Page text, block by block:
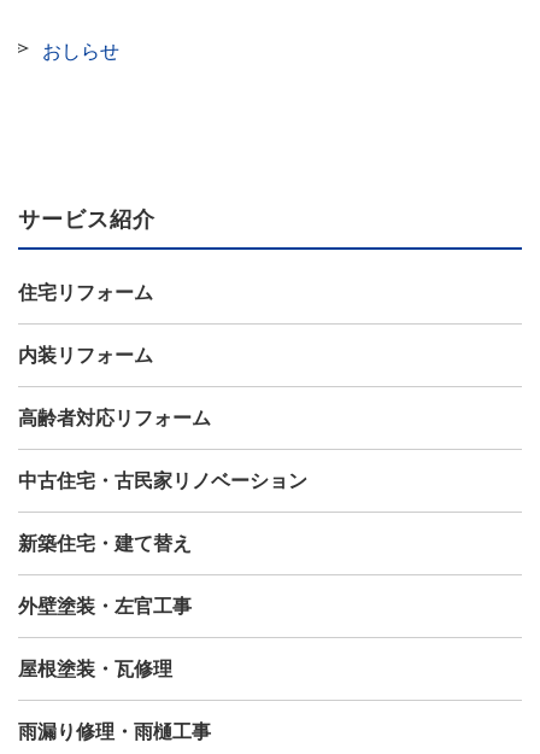
おしらせ
サービス紹介
住宅リフォーム
内装リフォーム
高齢者対応リフォーム
中古住宅・古民家リノベーション
新築住宅・建て替え
外壁塗装・左官工事
屋根塗装・瓦修理
雨漏り修理・雨樋工事